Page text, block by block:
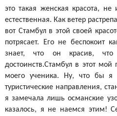
это такая женская красота,
естественная. Как ветер
вот Стамбул в этой своей
потрясает. Его не беспокоит
знает, что он красив,
достоинств.Стамбул в этот
моего ученика. Ну, что бы я
туристические направления,
я замечала лишь османские
казалось, я не наемся этим!